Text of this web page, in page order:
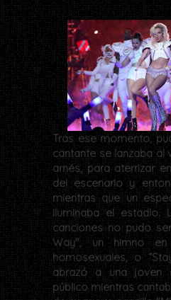
Tras ese momento,
cantante se lanzaba al
arnés, para aterrizar
del escenario y
mientras que un
iluminaba el estadio.
canciones no pudo
Way", un himno
homosexuales, o
abrazó a una joven
público mientras